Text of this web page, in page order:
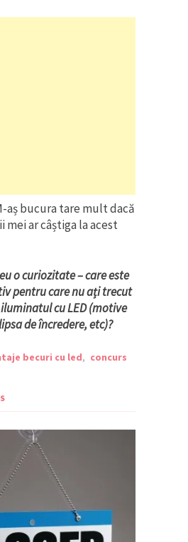
aș bucura tare mult dacă
ar câștiga la acest
o curiozitate – care este
pentru care nu ați trecut
cu LED (motive
de încredere, etc)?
becuri cu led, concurs